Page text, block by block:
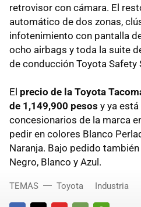
retrovisor con cámara. El
automático de dos zonas,
infotenimiento con pantalla
ocho airbags y toda la suite
de conducción Toyota Safety
El precio de la Toyota
de 1,149,900 pesos y ya
concesionarios de la marca
pedir en colores Blanco
Naranja. Bajo pedido
Negro, Blanco y Azul.
TEMAS Toyota Industria